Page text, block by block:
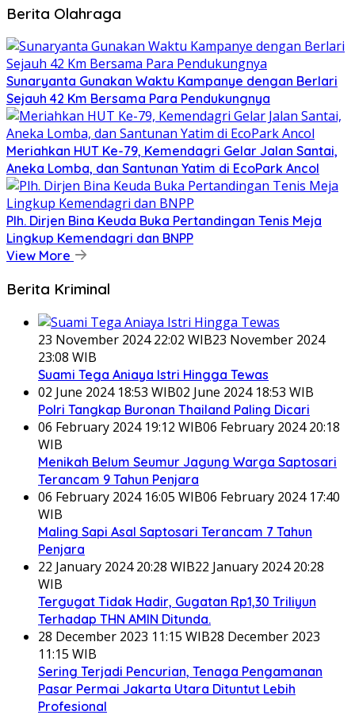
Berita Olahraga
Sunaryanta Gunakan Waktu Kampanye dengan Berlari
Sejauh 42 Km Bersama Para Pendukungnya
Meriahkan HUT Ke-79, Kemendagri Gelar Jalan Santai,
Aneka Lomba, dan Santunan Yatim di EcoPark Ancol
Plh. Dirjen Bina Keuda Buka Pertandingan Tenis Meja
Lingkup Kemendagri dan BNPP
View More
Berita Kriminal
23 November 2024 22:02 WIB23 November 2024
23:08 WIB
Suami Tega Aniaya Istri Hingga Tewas
02 June 2024 18:53 WIB02 June 2024 18:53 WIB
Polri Tangkap Buronan Thailand Paling Dicari
06 February 2024 19:12 WIB06 February 2024 20:18
WIB
Menikah Belum Seumur Jagung Warga Saptosari
Terancam 9 Tahun Penjara
06 February 2024 16:05 WIB06 February 2024 17:40
WIB
Maling Sapi Asal Saptosari Terancam 7 Tahun
Penjara
22 January 2024 20:28 WIB22 January 2024 20:28
WIB
Tergugat Tidak Hadir, Gugatan Rp1,30 Triliyun
Terhadap THN AMIN Ditunda.
28 December 2023 11:15 WIB28 December 2023
11:15 WIB
Sering Terjadi Pencurian, Tenaga Pengamanan
Pasar Permai Jakarta Utara Dituntut Lebih
Profesional